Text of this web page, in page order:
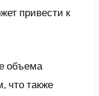
привести к
объема
что также